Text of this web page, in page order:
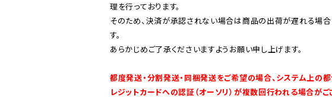
理を行っております。
そのため、決済が承認されない場合は商品の出荷が遅れる場合
す。
あらかじめご了承くださいますようお願い申し上げます。
都度発送・分割発送・同梱発送をご希望の場合、システム上の都
レジットカードへの認証（オーソリ）が複数回行われる場合がご